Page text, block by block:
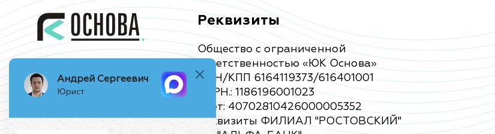
Реквизиты
Общество с ограниченной
ответственностью «ЮК Основа»
ИНН/КПП 6164119373/616401001
ОГРН.: 1186196001023
Счет: 40702810426000005352
Реквизиты ФИЛИАЛ "РОСТОВСКИЙ"
Андрей Сергеевич
Юрист